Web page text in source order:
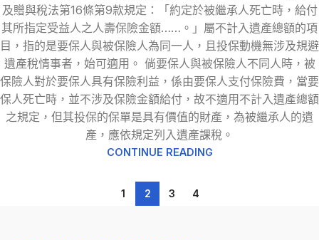
及贈與稅法第16條第9款規定：「約定於被繼承人死亡時，給付
其所指定受益人之人壽保險金額……。」屬不計入遺產總額的項
目，指的是要保人與被保險人為同一人，且投保動機無涉及規避
遺產稅情事者，始可適用。 倘要保人與被保險人不同人時，被
保險人對於要保人具有保險利益，係由要保人支付保險費，當要
保人死亡時，並不涉及保險金額給付，故不適用不計入遺產總額
之規定，但其投保的保單是具有價值的財產，為被繼承人的遺
產，應依規定列入遺產課稅。
CONTINUE READING
1 2 3 4